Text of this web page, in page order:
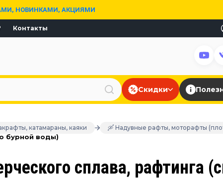
НОВИНКАМИ, АКЦИЯМИ
Контакты
Скидки
катамараны, каяки 🛶 Надувные рафты, моторафты
бурной воды)
сплава, рафтинга